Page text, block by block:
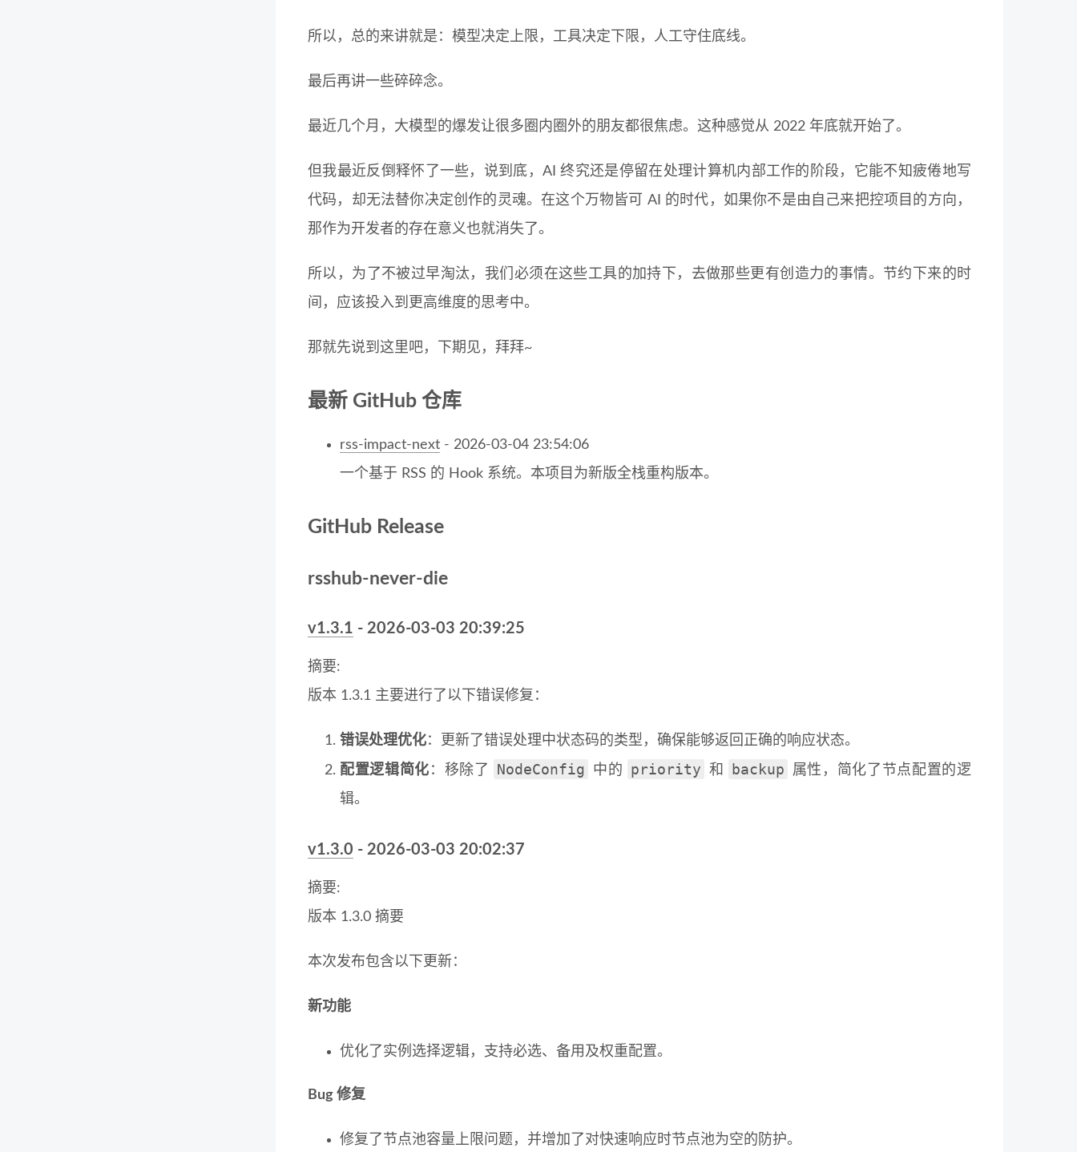
所以，总的来讲就是：模型决定上限，工具决定下限，人工守住底线。
最后再讲一些碎碎念。
最近几个月，大模型的爆发让很多圈内圈外的朋友都很焦虑。这种感觉从 2022 年底就开始了。
但我最近反倒释怀了一些，说到底，AI 终究还是停留在处理计算机内部工作的阶段，它能不知疲倦地写
代码，却无法替你决定创作的灵魂。在这个万物皆可 AI 的时代，如果你不是由自己来把控项目的方向，
那作为开发者的存在意义也就消失了。
所以，为了不被过早淘汰，我们必须在这些工具的加持下，去做那些更有创造力的事情。节约下来的时
间，应该投入到更高维度的思考中。
那就先说到这里吧，下期见，拜拜~
最新 GitHub 仓库
rss-impact-next - 2026-03-04 23:54:06
一个基于 RSS 的 Hook 系统。本项目为新版全栈重构版本。
GitHub Release
rsshub-never-die
v1.3.1 - 2026-03-03 20:39:25
摘要:
版本 1.3.1 主要进行了以下错误修复：
错误处理优化：更新了错误处理中状态码的类型，确保能够返回正确的响应状态。
配置逻辑简化 ：移除了 NodeConfig 中的 priority 和 backup
属性，简化了节点配置的逻
辑。
v1.3.0 - 2026-03-03 20:02:37
摘要:
版本 1.3.0 摘要
本次发布包含以下更新：
新功能
优化了实例选择逻辑，支持必选、备用及权重配置。
Bug 修复
修复了节点池容量上限问题，并增加了对快速响应时节点池为空的防护。